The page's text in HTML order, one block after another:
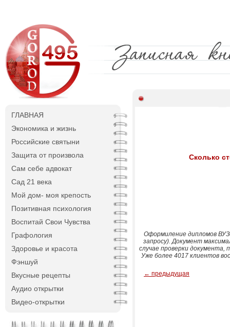
ГЛАВНАЯ
Экономика и жизнь
Российские святыни
Защита от произвола
Сам себе адвокат
Сад 21 века
Мой дом- моя крепость
Позитивная психология
Воспитай Свои Чувства
Графология
Здоровье и красота
Фэншуй
Вкусные рецепты
Аудио открытки
Видео-открытки
Сколько
Оформиление дипломов
запросу). Документ
случае проверки документа,
Уже более 4017 клиентов
← предыдущая